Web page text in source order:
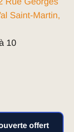
Saint-Martin,
10
offert